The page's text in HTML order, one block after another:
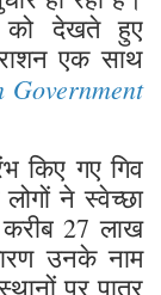
को देखते हुए
राशन एक साथ
Government
किए गए गिव
ने स्वेच्छा
27 लाख
उनके नाम
पर पात्र